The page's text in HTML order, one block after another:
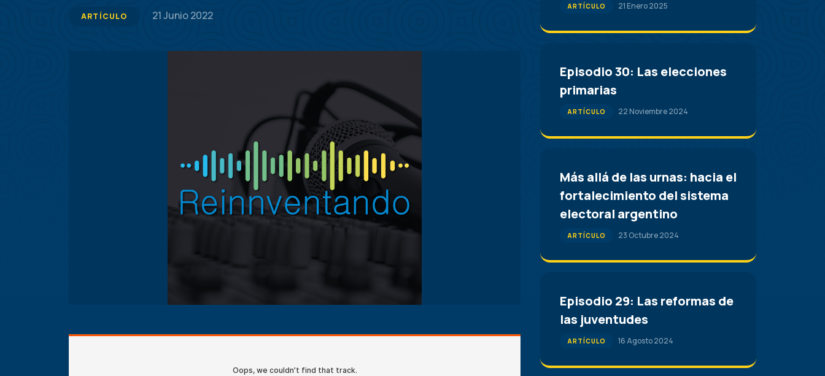
ARTÍCULO 21 Junio 2022
ARTÍCULO 21 Enero 2025
Episodio 30: Las elecciones
primarias
ARTÍCULO 22 Noviembre 2024
Más allá de las urnas: hacia el
fortalecimiento del sistema
electoral argentino
ARTÍCULO 23 Octubre 2024
Episodio 29: Las reformas de
las juventudes
ARTÍCULO 16 Agosto 2024